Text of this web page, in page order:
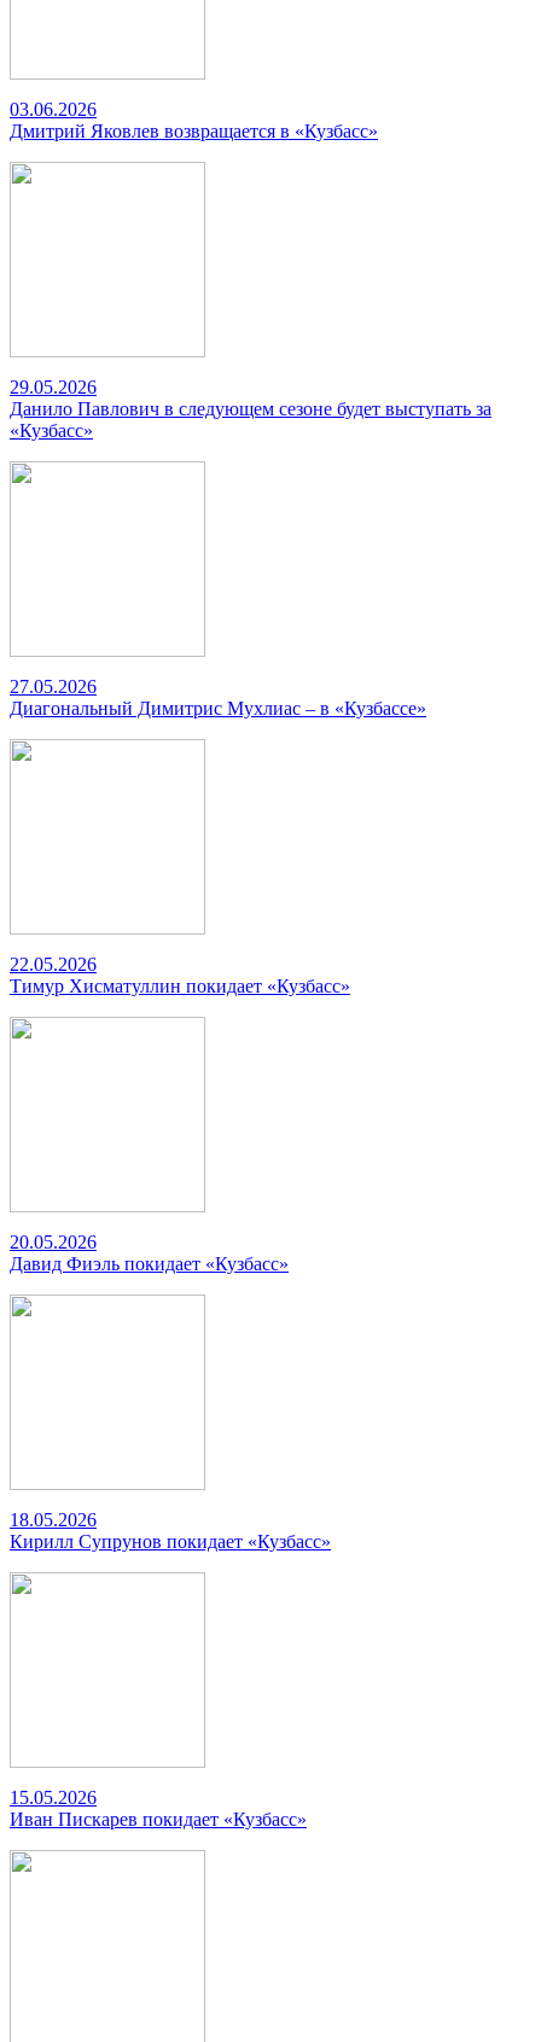
03.06.2026
Дмитрий Яковлев возвращается в «Кузбасс»
29.05.2026
Данило Павлович в следующем сезоне будет выступать за
«Кузбасс»
27.05.2026
Диагональный Димитрис Мухлиас – в «Кузбассе»
22.05.2026
Тимур Хисматуллин покидает «Кузбасс»
20.05.2026
Давид Фиэль покидает «Кузбасс»
18.05.2026
Кирилл Супрунов покидает «Кузбасс»
15.05.2026
Иван Пискарев покидает «Кузбасс»